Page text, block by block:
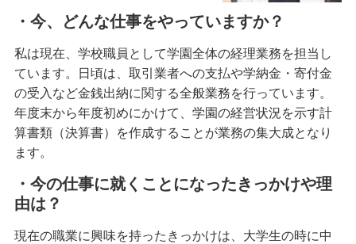
・今、どんな仕事をやっていますか？
私は現在、学校職員として学園全体の経理業務を担当し
ています。日頃は、取引業者への支払や学納金・寄付金
の受入など金銭出納に関する全般業務を行っています。
年度末から年度初めにかけて、学園の経営状況を示す計
算書類（決算書）を作成することが業務の集大成となり
ます。
・今の仕事に就くことになったきっかけや理
由は？
現在の職業に興味を持ったきっかけは、大学生の時に中